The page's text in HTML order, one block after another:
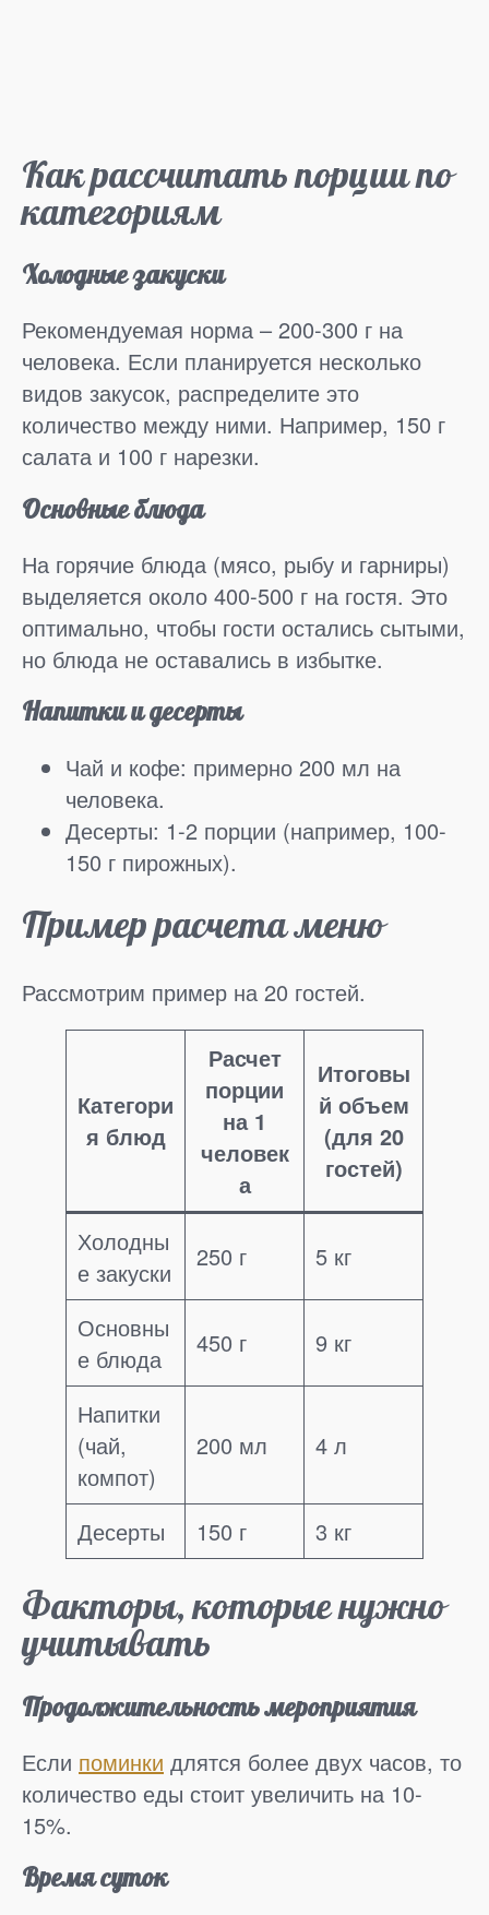
Как рассчитать порции по
категориям
Холодные закуски
Рекомендуемая норма – 200-300 г на
человека. Если планируется несколько
видов закусок, распределите это
количество между ними. Например, 150 г
салата и 100 г нарезки.
Основные блюда
На горячие блюда (мясо, рыбу и гарниры)
выделяется около 400-500 г на гостя. Это
оптимально, чтобы гости остались сытыми,
но блюда не оставались в избытке.
Напитки и десерты
Чай и кофе: примерно 200 мл на
человека.
Десерты: 1-2 порции (например, 100-
150 г пирожных).
Пример расчета меню
Рассмотрим пример на 20 гостей.
Категори
я блюд
Расчет
порции
на 1
человек
а
Итоговы
й объем
(для 20
гостей)
Холодны
е закуски
250 г 5 кг
Основны
е блюда
450 г 9 кг
Напитки
(чай,
компот)
200 мл 4 л
Десерты 150 г 3 кг
Факторы, которые нужно
учитывать
Продолжительность мероприятия
Если поминки длятся более двух часов, то
количество еды стоит увеличить на 10-
15%.
Время суток